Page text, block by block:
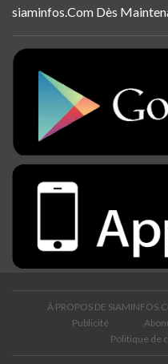
siaminfos.Com Dès
À PROPOS DE
Publicité
Politique de